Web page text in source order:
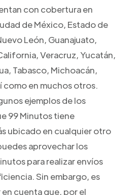
con cobertura en
de México, Estado de
León, Guanajuato,
Veracruz, Yucatán,
Tabasco, Michoacán,
como en muchos otros.
ejemplos de los
99 Minutos tiene
ubicado en cualquier otro
aprovechar los
para realizar envíos
Sin embargo, es
cuenta que, por el